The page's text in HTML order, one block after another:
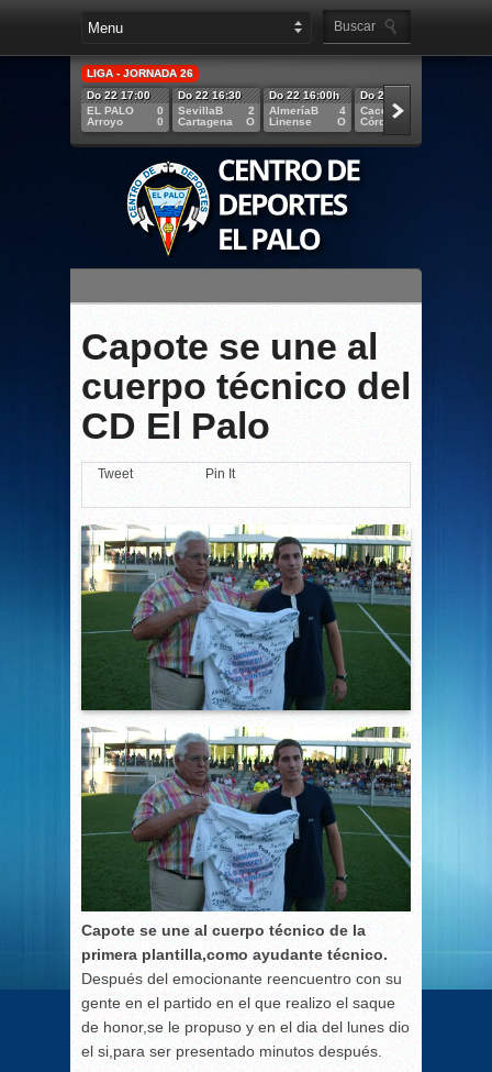
LIGA - JORNADA 26
Do 22 17:00
EL PALO
Arroyo
0
0
Do 22 16:30
SevillaB
Cartagena
2
O
Do 22 16:00h
AlmeríaB
Linense
4
O
Do 22 12:00h
Cacereño
CórdobaB
Capote se une al
cuerpo técnico del
CD El Palo
Tweet Pin It
Capote se une al cuerpo técnico de la
primera plantilla,como ayudante técnico.
Después del emocionante reencuentro con su
gente en el partido en el que realizo el saque
de honor,se le propuso y en el dia del lunes dio
el si,para ser presentado minutos después.